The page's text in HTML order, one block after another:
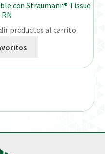
con Straumann® Tissue
productos al carrito.